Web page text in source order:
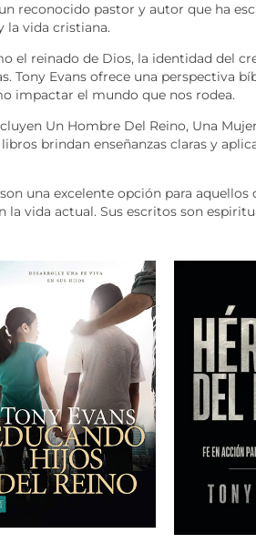
un reconocido pastor y autor que ha
la vida cristiana.
el reinado de Dios, la identidad del
Tony Evans ofrece una perspectiva
impactar el mundo que nos rodea.
Un Hombre Del Reino, Una
brindan enseñanzas claras y
una excelente opción para
la vida actual. Sus escritos son
DETALLES